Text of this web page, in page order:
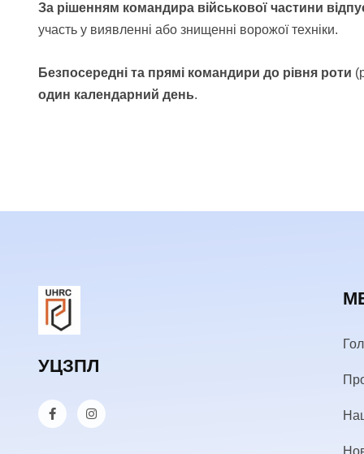
За рішенням командира військової частини
участь у виявленні або знищенні ворожої техніки.
Безпосередні та прямі командири до рівня роти
один календарний день.
УЦЗПЛ